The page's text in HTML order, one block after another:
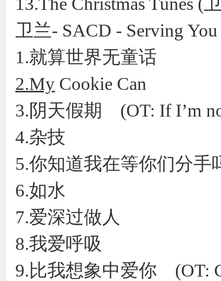
卫兰- SACD - Serving You
1.就算世界无童话
2.My Cookie Can
3.阴天假期 (OT: If I’m
4.杂技
5.你知道我在等你们分
6.如水
7.爱深过做人
8.我爱呼吸
9.比我想象中爱你 (OT: